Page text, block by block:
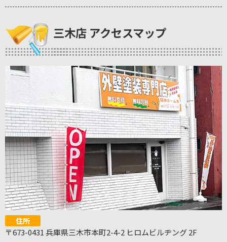
三木店 アクセスマップ
住所
〒673-0431 兵庫県三木市本町2-4-2 ヒロムビルヂング 2F